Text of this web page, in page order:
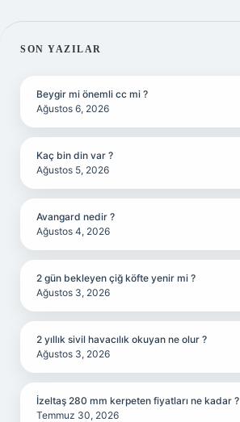
SIDEBAR
SON YAZILAR
Beygir mi önemli cc mi ?
Ağustos 6, 2026
Kaç bin din var ?
Ağustos 5, 2026
Avangard nedir ?
Ağustos 4, 2026
2 gün bekleyen çiğ köfte yenir mi ?
Ağustos 3, 2026
2 yıllık sivil havacılık okuyan ne olur ?
Ağustos 3, 2026
İzeltaş 280 mm kerpeten fiyatları ne kadar ?
Temmuz 30, 2026